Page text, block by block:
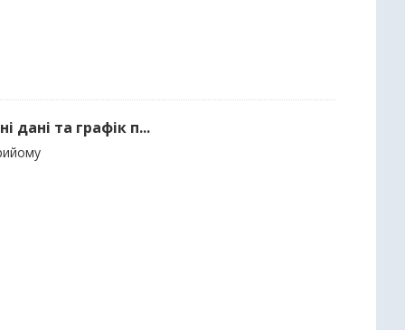
дані та графік п...